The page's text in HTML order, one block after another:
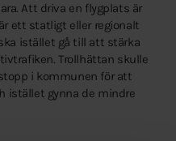
Att driva en flygplats är
ett statligt eller regionalt
istället gå till att stärka
Trollhättan skulle
i kommunen för att
istället gynna de mindre